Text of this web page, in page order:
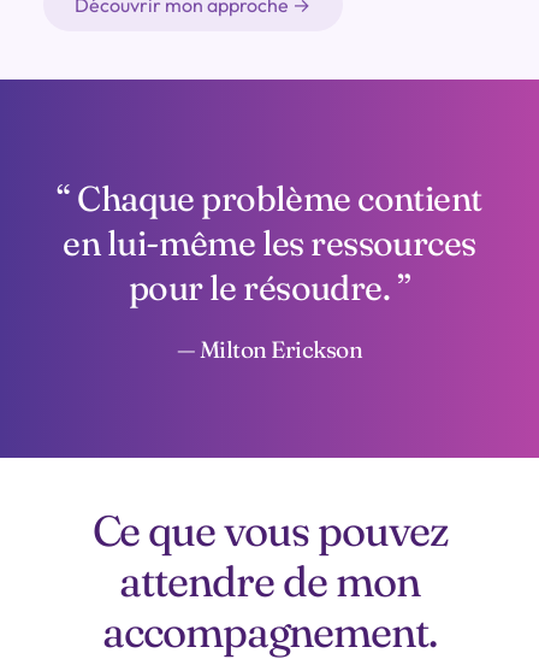
Découvrir mon approche →
Chaque problème contient
en lui-même les ressources
pour le résoudre.
— Milton Erickson
Ce que vous pouvez
attendre de mon
accompagnement.